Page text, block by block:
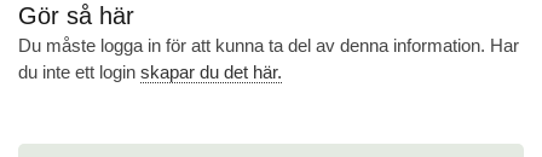
Gör så här
Du måste logga in för att kunna ta del av denna information. Har
du inte ett login skapar du det här.